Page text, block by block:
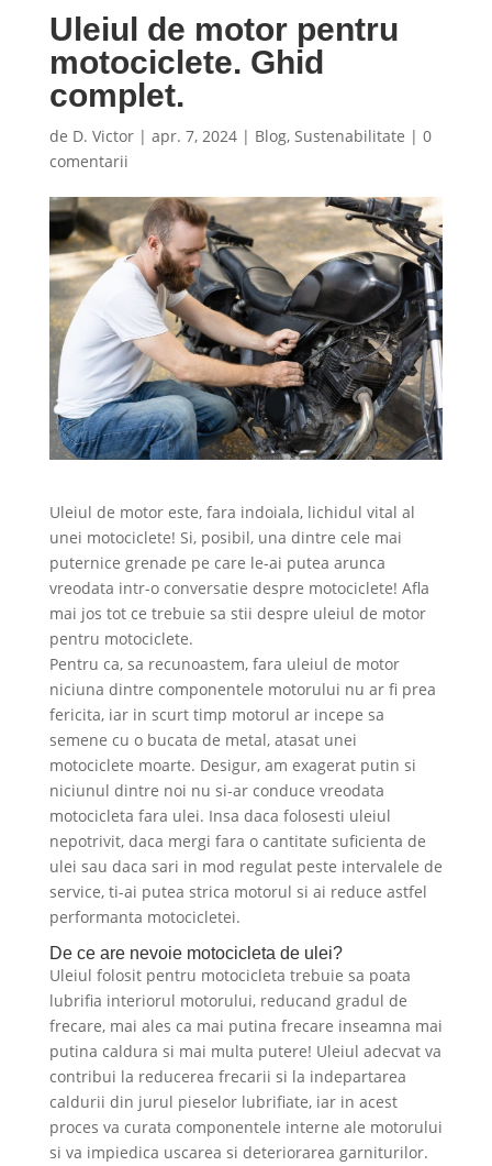
Uleiul de motor pentru
motociclete. Ghid
complet.
de D. Victor| apr. 7, 2024| Blog, Sustenabilitate | 0
comentarii
Uleiul de motor este, fara indoiala, lichidul vital al
unei motociclete! Si, posibil, una dintre cele mai
puternice grenade pe care le-ai putea arunca
vreodata intr-o conversatie despre motociclete! Afla
mai jos tot ce trebuie sa stii despre uleiul de motor
pentru motociclete.
Pentru ca, sa recunoastem, fara uleiul de motor
niciuna dintre componentele motorului nu ar fi prea
fericita, iar in scurt timp motorul ar incepe sa
semene cu o bucata de metal, atasat unei
motociclete moarte. Desigur, am exagerat putin si
niciunul dintre noi nu si-ar conduce vreodata
motocicleta fara ulei. Insa daca folosesti uleiul
nepotrivit, daca mergi fara o cantitate suficienta de
ulei sau daca sari in mod regulat peste intervalele de
service, ti-ai putea strica motorul si ai reduce astfel
performanta motocicletei.
De ce are nevoie motocicleta de ulei?
Uleiul folosit pentru motocicleta trebuie sa poata
lubrifia interiorul motorului, reducand gradul de
frecare, mai ales ca mai putina frecare inseamna mai
putina caldura si mai multa putere! Uleiul adecvat va
contribui la reducerea frecarii si la indepartarea
caldurii din jurul pieselor lubrifiate, iar in acest
proces va curata componentele interne ale motorului
si va impiedica uscarea si deteriorarea garniturilor.